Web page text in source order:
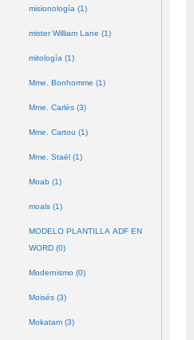
misionología (1)
mister William Lane (1)
mitología (1)
Mme. Bonhomme (1)
Mme. Carlès (3)
Mme. Cartou (1)
Mme. Staël (1)
Moab (1)
moals (1)
MODELO PLANTILLA ADF EN
WORD (0)
Modernismo (0)
Moisés (3)
Mokatam (3)